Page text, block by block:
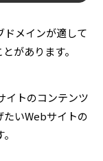
ドメインが適して
があります。
イトのコンテンツ
たいWebサイトの